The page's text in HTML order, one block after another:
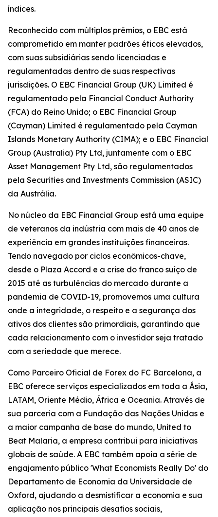
índices.
Reconhecido com múltiplos prêmios, o EBC está
comprometido em manter padrões éticos elevados,
com suas subsidiárias sendo licenciadas e
regulamentadas dentro de suas respectivas
jurisdições. O EBC Financial Group (UK) Limited é
regulamentado pela Financial Conduct Authority
(FCA) do Reino Unido; o EBC Financial Group
(Cayman) Limited é regulamentado pela Cayman
Islands Monetary Authority (CIMA); e o EBC Financial
Group (Australia) Pty Ltd, juntamente com o EBC
Asset Management Pty Ltd, são regulamentados
pela Securities and Investments Commission (ASIC)
da Austrália.
No núcleo da EBC Financial Group está uma equipe
de veteranos da indústria com mais de 40 anos de
experiência em grandes instituições financeiras.
Tendo navegado por ciclos econômicos-chave,
desde o Plaza Accord e a crise do franco suíço de
2015 até as turbulências do mercado durante a
pandemia de COVID-19, promovemos uma cultura
onde a integridade, o respeito e a segurança dos
ativos dos clientes são primordiais, garantindo que
cada relacionamento com o investidor seja tratado
com a seriedade que merece.
Como Parceiro Oficial de Forex do FC Barcelona, a
EBC oferece serviços especializados em toda a Ásia,
LATAM, Oriente Médio, África e Oceania. Através de
sua parceria com a Fundação das Nações Unidas e
a maior campanha de base do mundo, United to
Beat Malaria, a empresa contribui para iniciativas
globais de saúde. A EBC também apoia a série de
engajamento público 'What Economists Really Do' do
Departamento de Economia da Universidade de
Oxford, ajudando a desmistificar a economia e sua
aplicação nos principais desafios sociais,